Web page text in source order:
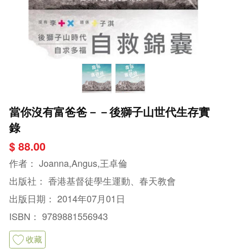
當你沒有富爸爸－－後獅子山世代生存實
錄
$ 88.00
作者： Joanna,Angus,王卓倫
出版社： 香港基督徒學生運動、春天教會
出版日期： 2014年07月01日
ISBN： 9789881556943
收藏